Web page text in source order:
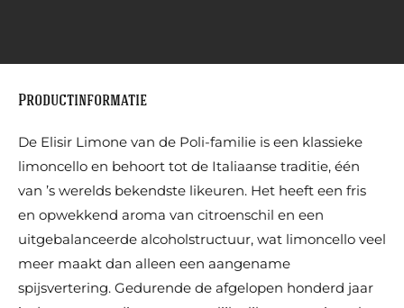
Productinformatie
De Elisir Limone van de Poli-familie is een klassieke
limoncello en behoort tot de Italiaanse traditie, één
van ’s werelds bekendste likeuren. Het heeft een fris
en opwekkend aroma van citroenschil en een
uitgebalanceerde alcoholstructuur, wat limoncello veel
meer maakt dan alleen een aangename
spijsvertering. Gedurende de afgelopen honderd jaar